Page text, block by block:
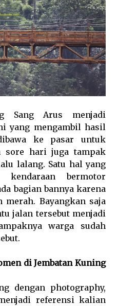
Sang Arus menjadi
yang mengambil hasil
ke pasar untuk
sore hari juga tampak
lalang. Satu hal yang
bermotor
bagian bannya karena
Bayangkan saja
jalan tersebut menjadi
warga sudah
di Jembatan Kuning
dengan photography,
referensi kalian